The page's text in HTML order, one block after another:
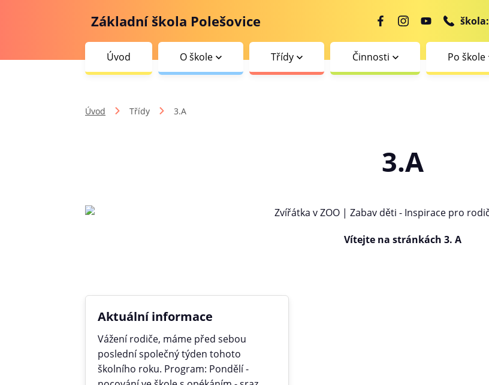
Základní škola Polešovice škola:
Úvod O škole Třídy Činnosti Po škole
Úvod Třídy 3.A
3.A
Vítejte na stránkách 3. A
Aktuální informace
Vážení rodiče, máme před sebou
poslední společný týden tohoto
školního roku. Program: Pondělí -